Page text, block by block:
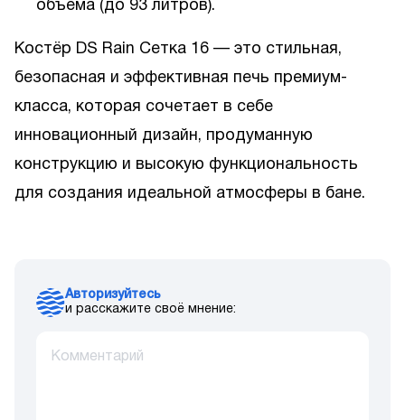
объема (до 93 литров).
Костёр DS Rain Сетка 16 — это стильная,
безопасная и эффективная печь премиум-
класса, которая сочетает в себе
инновационный дизайн, продуманную
конструкцию и высокую функциональность
для создания идеальной атмосферы в бане.
Авторизуйтесь
и расскажите своё мнение: